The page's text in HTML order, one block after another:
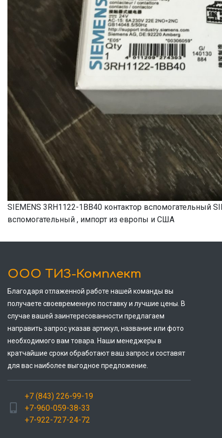
SIEMENS 3RH1122-1BB40 контактор вспомогательный
вспомогательный , импорт из европы и США
ООО ТИЗ-Комплект
Благодаря отлаженной работе нашей команды вы
получаете своевременную поставку и лучшие цены. В
случае вашей заинтересованности предлагаем
направить запрос указав артикул, название или фото
необходимого вам товара. Наши менеджеры в
кратчайшие сроки обработают ваш запрос и составят
для вас наиболее выгодное предложение.
+7 (843) 226-99-19
+7-960-059-38-33
+7-922-727-24-72